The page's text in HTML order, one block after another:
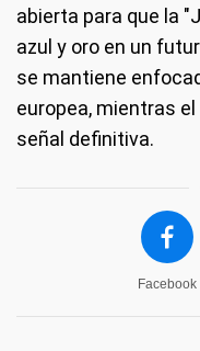
abierta para que la
azul y oro en un
se mantiene
europea, mientras
señal definitiva.
Facebook